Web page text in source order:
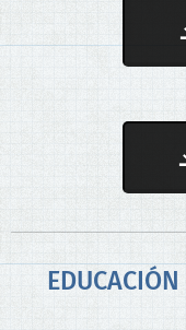
EDUCACIÓN